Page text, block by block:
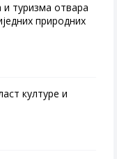
туризма отвара
природних
културе и